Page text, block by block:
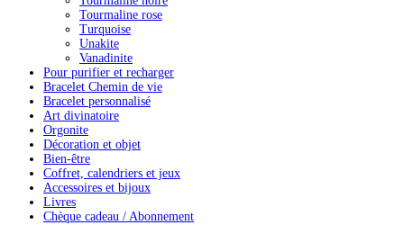
Tourmaline rose
Turquoise
Unakite
Vanadinite
Pour purifier et recharger
Bracelet Chemin de vie
Bracelet personnalisé
Art divinatoire
Orgonite
Décoration et objet
Bien-être
Coffret, calendriers et jeux
Accessoires et bijoux
Livres
Chèque cadeau / Abonnement